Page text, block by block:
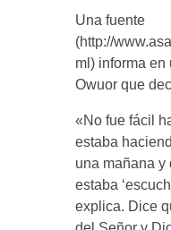
Una fuente
(http://
ml) informa en
Owuor que
«No fue fácil
estaba
una mañana y
estaba
explica. Dice